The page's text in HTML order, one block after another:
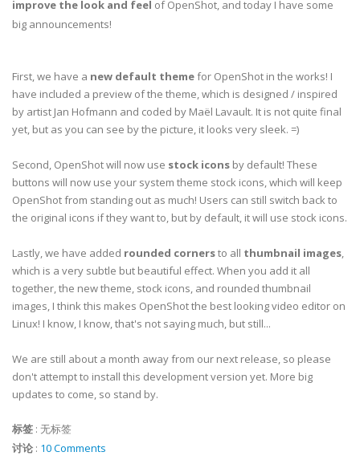
improve the look and feel of OpenShot, and today I have some
big announcements!
First, we have a new default themefor OpenShot in the works! I
have included a preview of the theme, which is designed / inspired
by artist Jan Hofmann and coded by Maël Lavault. It is not quite final
yet, but as you can see by the picture, it looks very sleek. =)
Second, OpenShot will now use stock icons by default! These
buttons will now use your system theme stock icons, which will keep
OpenShot from standing out as much! Users can still switch back to
the original icons if they want to, but by default, it will use stock icons.
Lastly, we have added rounded cornersto all thumbnail images,
which is a very subtle but beautiful effect. When you add it all
together, the new theme, stock icons, and rounded thumbnail
images, I think this makes OpenShot the best looking video editor on
Linux! I know, I know, that's not saying much, but still...
We are still about a month away from our next release, so please
don't attempt to install this development version yet. More big
updates to come, so stand by.
标签 : 无标签
讨论 : 10 Comments